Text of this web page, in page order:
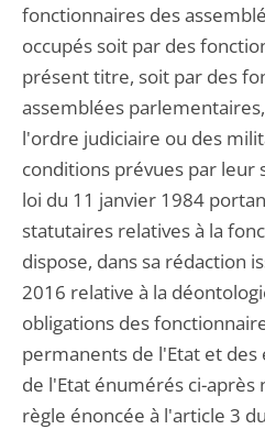
fonctionnaires des
occupés soit par des
présent titre, soit par des
assemblées
l'ordre judiciaire ou des
conditions prévues par leur
loi du 11 janvier 1984
statutaires relatives à la
dispose, dans sa rédaction
2016 relative à la
obligations des
permanents de l'Etat et
de l'Etat énumérés ci-après
règle énoncée à l'article 3